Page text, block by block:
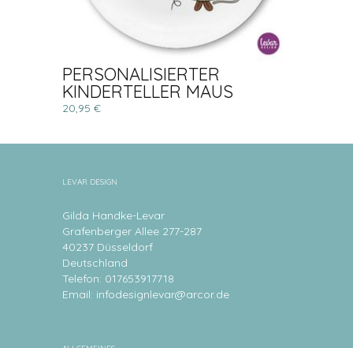
PERSONALISIERTER
KINDERTELLER MAUS
20,95 €
LEVAR DESIGN
Gilda Handke-Levar
Grafenberger Allee 277-287
40237 Düsseldorf
Deutschland
Telefon: 017653917718
Email: infodesignlevar@arcor.de